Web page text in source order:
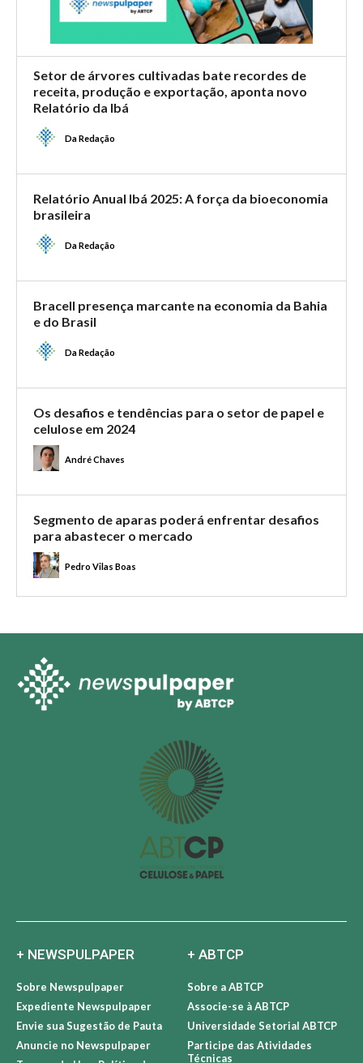
Setor de árvores cultivadas bate recordes de
receita, produção e exportação, aponta novo
Relatório da Ibá
Da Redação
Relatório Anual Ibá 2025: A força da bioeconomia
brasileira
Da Redação
Bracell presença marcante na economia da Bahia
e do Brasil
Da Redação
Os desafios e tendências para o setor de papel e
celulose em 2024
André Chaves
Segmento de aparas poderá enfrentar desafios
para abastecer o mercado
Pedro Vilas Boas
+ NEWSPULPAPER
Sobre Newspulpaper
Expediente Newspulpaper
Envie sua Sugestão de Pauta
Anuncie no Newspulpaper
+ ABTCP
Sobre a ABTCP
Associe-se à ABTCP
Universidade Setorial ABTCP
Participe das Atividades
Técnicas